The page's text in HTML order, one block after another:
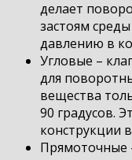
делает
застоям
давлению в
Угловые –
для
вещества
90 градусов.
конструкции
Прямоточные